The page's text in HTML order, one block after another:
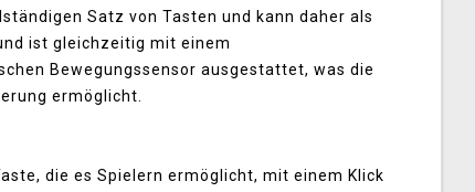
Satz von Tasten und kann daher als
ist gleichzeitig mit einem
Bewegungssensor ausgestattet, was die
ermöglicht.
die es Spielern ermöglicht, mit einem Klick